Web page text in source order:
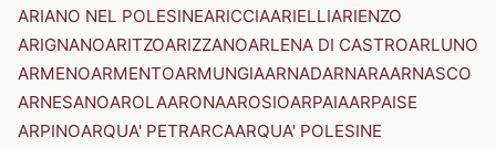
ARIANO NEL POLESINEARICCIAARIELLIARIENZO
ARIGNANOARITZOARIZZANOARLENA DI CASTROARLUNO
ARMENOARMENTOARMUNGIAARNADARNARAARNASCO
ARNESANOAROLAARONAAROSIOARPAIAARPAISE
ARPINOARQUA' PETRARCAARQUA' POLESINE